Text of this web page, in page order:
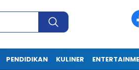
PENDIDIKAN KULINER